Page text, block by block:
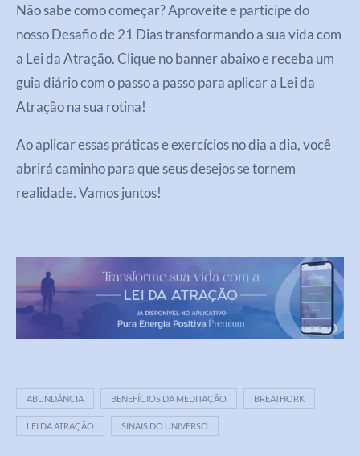
Não sabe como começar? Aproveite e participe do
nosso Desafio de 21 Dias transformando a sua vida com
a Lei da Atração. Clique no banner abaixo e receba um
guia diário com o passo a passo para aplicar a Lei da
Atração na sua rotina!
Ao aplicar essas práticas e exercícios no dia a dia, você
abrirá caminho para que seus desejos se tornem
realidade. Vamos juntos!
ABUNDÂNCIA BENEFÍCIOS DA MEDITAÇÃO BREATHORK
LEI DA ATRAÇÃO SINAIS DO UNIVERSO